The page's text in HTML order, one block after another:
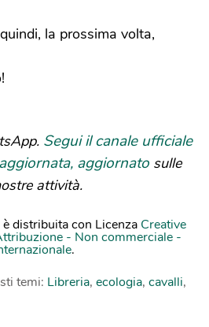
la prossima volta,
Segui il canale ufficiale
aggiornato sulle
attività.
distribuita con Licenza Creative
- Non commerciale -
.
temi: Libreria, ecologia, cavalli,